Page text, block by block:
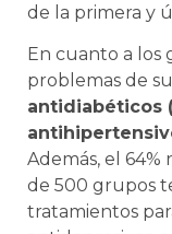
de la primera y
En cuanto a los
problemas de
antidiabéticos
Además, el
de 500 grupos
tratamientos